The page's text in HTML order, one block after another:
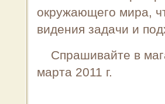
окружающего мира,
видения задачи и
Спрашивайте в
марта 2011 г.